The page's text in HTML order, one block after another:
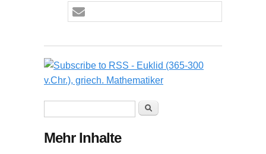
Suche
Mehr Inhalte